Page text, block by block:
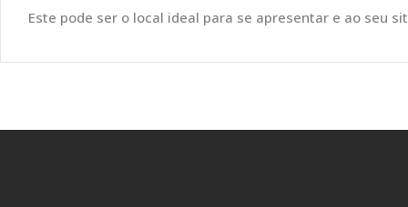
Este pode ser o local ideal para se apresentar e ao seu